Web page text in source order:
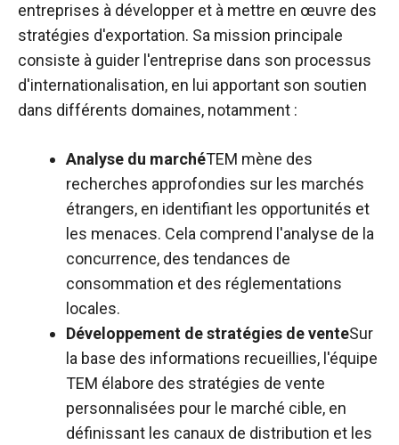
entreprises à développer et à mettre en œuvre des
stratégies d'exportation. Sa mission principale
consiste à guider l'entreprise dans son processus
d'internationalisation, en lui apportant son soutien
dans différents domaines, notamment :
Analyse du marchéTEM mène des
recherches approfondies sur les marchés
étrangers, en identifiant les opportunités et
les menaces. Cela comprend l'analyse de la
concurrence, des tendances de
consommation et des réglementations
locales.
Développement de stratégies de venteSur
la base des informations recueillies, l'équipe
TEM élabore des stratégies de vente
personnalisées pour le marché cible, en
définissant les canaux de distribution et les